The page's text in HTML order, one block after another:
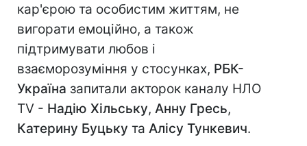
кар'єрою та особистим життям, не
вигорати емоційно, а також
підтримувати любов і
взаєморозуміння у стосунках, РБК-
Україна запитали акторок каналу НЛО
TV - Надію Хільську, Анну Гресь,
Катерину Буцьку та Алісу Тункевич.